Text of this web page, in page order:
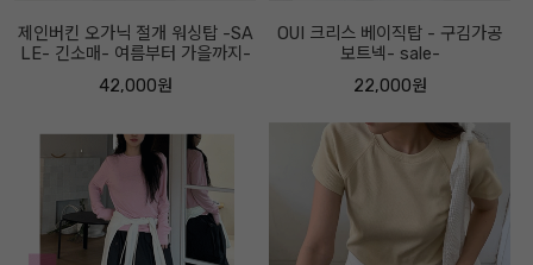
제인버킨 오가닉 절개 워싱탑 -SA
LE- 긴소매- 여름부터 가을까지-
42,000원
OUI 크리스 베이직탑 - 구김가공
보트넥- sale-
22,000원